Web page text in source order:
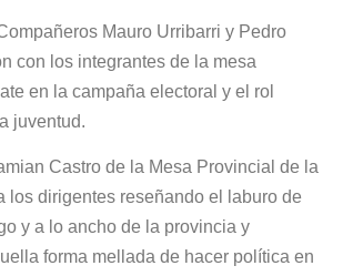
Mauro Urribarri y Pedro
con los integrantes de la mesa
en la campaña electoral y el rol
juventud.
Castro de la Mesa Provincial de la
los dirigentes reseñando el laburo de
y a lo ancho de la provincia y
forma mellada de hacer política en